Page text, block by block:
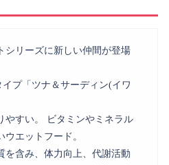
リーズに新しい仲間が登場
プ「ツナ＆サーディン(イワ
やすい。 ビタミンやミネラル
エットフード。
を含み、体力向上、代謝活動